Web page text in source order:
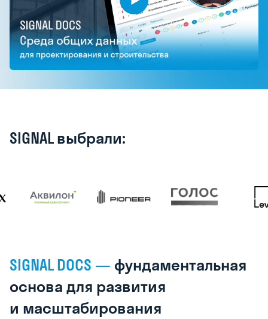
SIGNAL выбрали:
SIGNALDOCS — фундаментальная
основа для развития
и масштабирования